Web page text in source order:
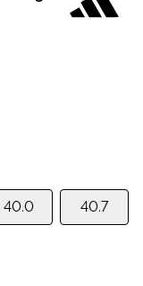
40.0 40.7